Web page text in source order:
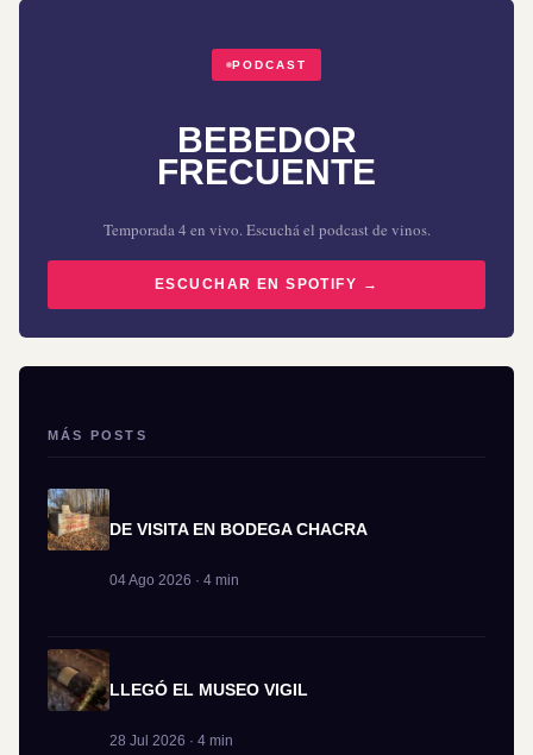
PODCAST
BEBEDOR
FRECUENTE
Temporada 4 en vivo. Escuchá el podcast de vinos.
ESCUCHAR EN SPOTIFY →
MÁS POSTS
DE VISITA EN BODEGA CHACRA
04 Ago 2026 · 4 min
LLEGÓ EL MUSEO VIGIL
28 Jul 2026 · 4 min